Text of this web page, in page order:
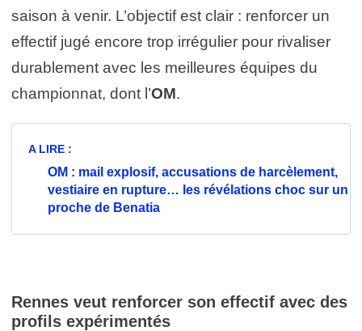
saison à venir. L’objectif est clair : renforcer un
effectif jugé encore trop irrégulier pour rivaliser
durablement avec les meilleures équipes du
championnat, dont l’OM.
A LIRE :
OM : mail explosif, accusations de harcèlement,
vestiaire en rupture… les révélations choc sur un
proche de Benatia
Rennes veut renforcer son effectif avec des
profils expérimentés